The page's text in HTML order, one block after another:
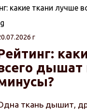
г
ткань дышит,